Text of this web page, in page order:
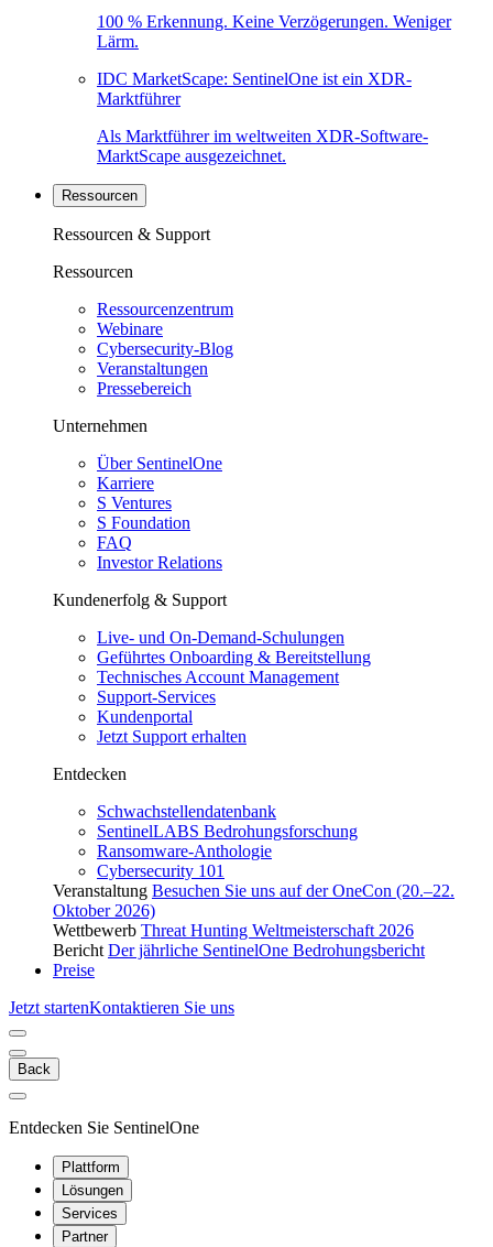
100 % Erkennung. Keine Verzögerungen. Weniger
Lärm.
IDC MarketScape: SentinelOne ist ein XDR-
Marktführer
Als Marktführer im weltweiten XDR-Software-
MarktScape ausgezeichnet.
Ressourcen
Ressourcen & Support
Ressourcen
Ressourcenzentrum
Webinare
Cybersecurity-Blog
Veranstaltungen
Pressebereich
Unternehmen
Über SentinelOne
Karriere
S Ventures
S Foundation
FAQ
Investor Relations
Kundenerfolg & Support
Live- und On-Demand-Schulungen
Geführtes Onboarding & Bereitstellung
Technisches Account Management
Support-Services
Kundenportal
Jetzt Support erhalten
Entdecken
Schwachstellendatenbank
SentinelLABS Bedrohungsforschung
Ransomware-Anthologie
Cybersecurity 101
Veranstaltung Besuchen Sie uns auf der OneCon (20.–22.
Oktober 2026)
Wettbewerb Threat Hunting Weltmeisterschaft 2026
Bericht Der jährliche SentinelOne Bedrohungsbericht
Preise
Jetzt startenKontaktieren Sie uns
Back
Entdecken Sie SentinelOne
Plattform
Lösungen
Services
Partner